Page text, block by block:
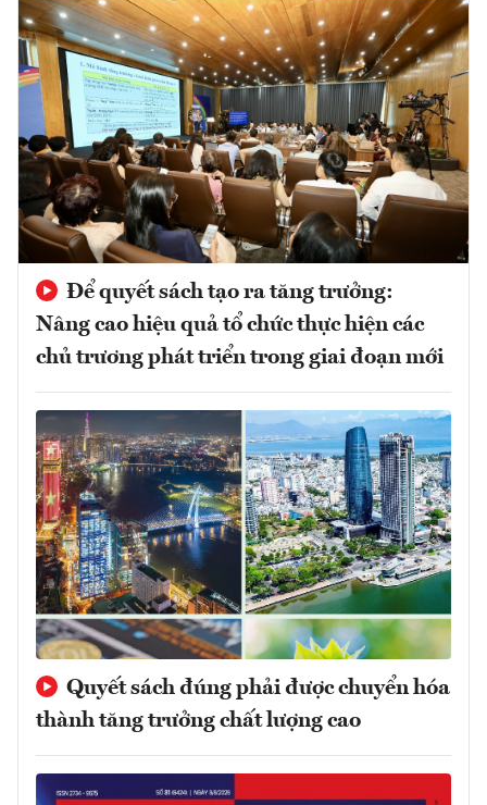
Để quyết sách tạo ra tăng trưởng:
Nâng cao hiệu quả tổ chức thực hiện các
chủ trương phát triển trong giai đoạn mới
Quyết sách đúng phải được chuyển hóa
thành tăng trưởng chất lượng cao